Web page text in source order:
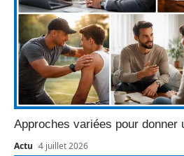
Approches variées pour donner
Actu 4 juillet 2026